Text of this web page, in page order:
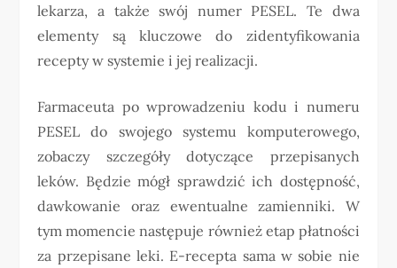
lekarza, a także swój numer PESEL. Te dwa
elementy są kluczowe do zidentyfikowania
recepty w systemie i jej realizacji.
Farmaceuta po wprowadzeniu kodu i numeru
PESEL do swojego systemu komputerowego,
zobaczy szczegóły dotyczące przepisanych
leków. Będzie mógł sprawdzić ich dostępność,
dawkowanie oraz ewentualne zamienniki. W
tym momencie następuje również etap płatności
za przepisane leki. E-recepta sama w sobie nie